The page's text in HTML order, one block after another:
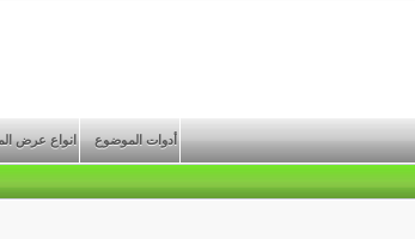
أدوات الموضوع انواع عرض